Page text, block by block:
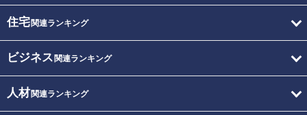
住宅関連ランキング
ビジネス 関連ランキング
人材関連ランキング